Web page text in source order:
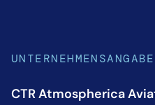
CTR Atmospherica